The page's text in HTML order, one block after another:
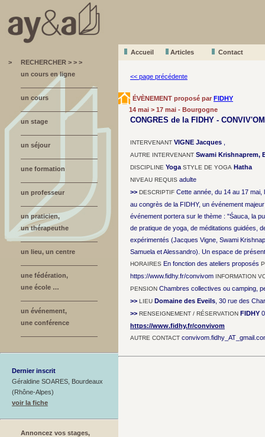
Accueil Articles
Contact
>
RECHERCHER > > >
un cours en ligne
un cours
un stage
un séjour
une formation
un professeur
un praticien,
un thérapeuthe
un lieu, un centre
une fédération,
une école …
un événement,
une conférence
Dernier inscrit
Géraldine SOARES, Bourdeaux
(Rhône-Alpes)
voir la fiche
Annoncez vos stages,
<< page précédente
ÉVÈNEMENT proposé par FIDHY
14 mai > 17 mai - Bourgogne
CONGRES de la FIDHY - CONVIV'OM
INTERVENANT VIGNE Jacques
AUTRE INTERVENANT Swami Krishnaprem,
DISCIPLINE Yoga STYLE DE YOGA Hatha
NIVEAU REQUIS adulte
>> DESCRIPTIF Cette année, du 14 au 17
au congrès de la FIDHY, un événement
événement portera sur le thème : "Śauca, la
de pratique de yoga, de méditations guidées,
expérimentés (Jacques Vigne, Swami
Samuela et Alessandro). Un espace de
HORAIRES En fonction des ateliers proposés
https://www.fidhy.fr/convivom INFORMATION
PENSION Chambres collectives ou camping,
>> LIEU Domaine des Eveils , 30 rue des
>> RENSEIGNEMENT / RÉSERVATION FIDHY
https://www.fidhy.fr/convivom
AUTRE CONTACT